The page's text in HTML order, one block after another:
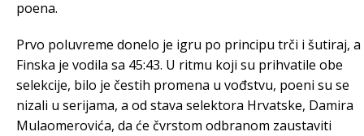
poena.
Prvo poluvreme donelo je igru po principu trči i šutiraj, a
Finska je vodila sa 45:43. U ritmu koji su prihvatile obe
selekcije, bilo je čestih promena u vođstvu, poeni su se
nizali u serijama, a od stava selektora Hrvatske, Damira
Mulaomerovića, da će čvrstom odbranom zaustaviti